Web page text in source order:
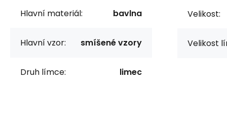
Hlavní materiál: bavlna
Hlavní vzor: smíšené vzory
Druh límce: limec
Velikost:
Velikost